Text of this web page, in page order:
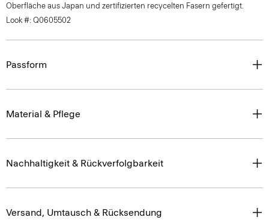
Oberfläche aus Japan und zertifizierten recycelten Fasern gefertigt.
Look #: Q0605502
Passform
Material & Pflege
Nachhaltigkeit & Rückverfolgbarkeit
Versand, Umtausch & Rücksendung